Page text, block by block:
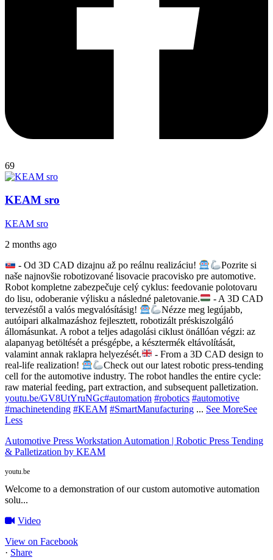
69
KEAM sro
KEAM sro
2 months ago
- Od 3D CAD dizajnu až po reálnu realizáciu!
Pozrite si
naše najnovšie robotizované lisovacie pracovisko pre automotive.
Robot kompletne zabezpečuje celý cyklus: feedovanie polotovaru
do lisu, odoberanie výlisku a následné paletovanie.
- A 3D CAD
tervezéstől a valós megvalósításig!
Nézze meg legújabb,
autóipari alkalmazáshoz fejlesztett, robotizált préskiszolgáló
állomásunkat. A robot a teljes adagolási ciklust önállóan végzi: az
alapanyag betöltését a présgépbe, a késztermék eltávolítását,
valamint annak raklapra helyezését.
- From a 3D CAD design to
real-life realization!
Check out our latest robotic press-tending
cell for the automotive industry. The robot handles the entire cycle:
raw material feeding, part extraction, and subsequent palletization.
youtu.be/GV8UtYruNGc#automation #robotics #automotive
#machinetending #KEAM #SmartManufacturing ... See MoreSee
Less
Automotive Press Workstation Automation | Robotic Press Tending
& Palletization by KEAM
youtu.be
Welcome to a demonstration of our custom automotive automation
solu...
Video
View on Facebook
· Share